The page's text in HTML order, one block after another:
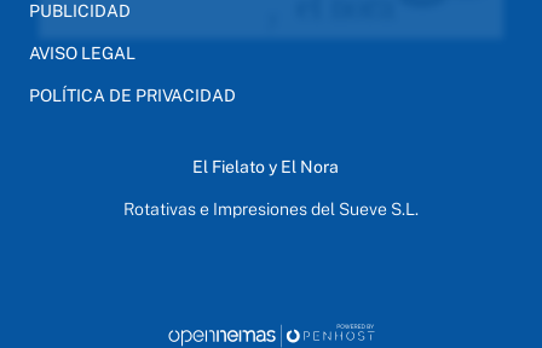
PUBLICIDAD
AVISO LEGAL
POLÍTICA DE PRIVACIDAD
El Fielato y El Nora
Rotativas e Impresiones del Sueve S.L.